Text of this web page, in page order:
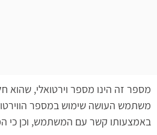
מספר זה הינו מספר וירטואלי,
משתמש העושה שימוש במספר
באמצעותו קשר עם המשתמש, וכן כי